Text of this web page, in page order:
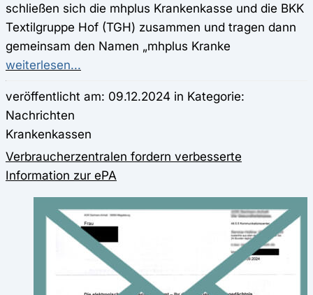
schließen sich die mhplus Krankenkasse und die BKK
Textilgruppe Hof (TGH) zusammen und tragen dann
gemeinsam den Namen „mhplus Kranke
weiterlesen...
veröffentlicht am: 09.12.2024 in Kategorie:
Nachrichten
Krankenkassen
Verbraucherzentralen fordern verbesserte
Information zur ePA